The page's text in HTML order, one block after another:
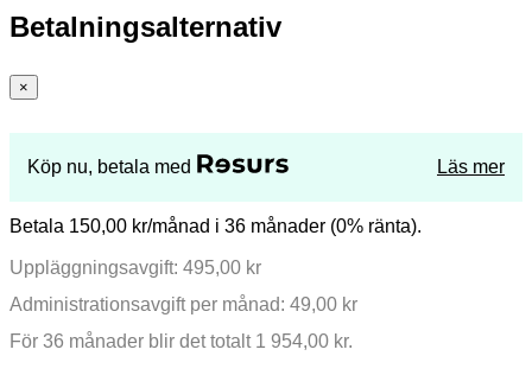
Betalningsalternativ
×
Köp nu, betala med Läs mer
Betala 150,00 kr/månad i 36 månader (0% ränta).
Uppläggningsavgift: 495,00 kr
Administrationsavgift per månad: 49,00 kr
För 36 månader blir det totalt 1 954,00 kr.